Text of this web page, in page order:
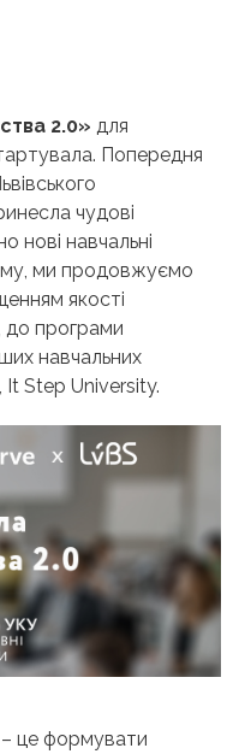
2.0» для
Попередня
чудові
нові навчальні
ми продовжуємо
якості
до програми
навчальних
It Step University.
– це формувати